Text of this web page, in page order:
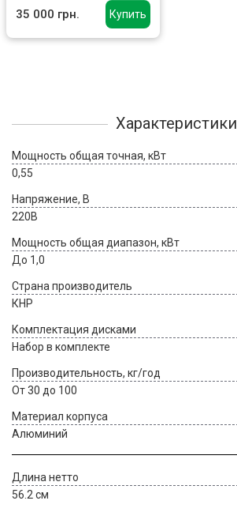
Купить
двигатель
35 000 грн.
Характеристики
Мощность общая точная, кВт
0,55
Напряжение, В
220В
Мощность общая диапазон, кВт
До 1,0
Страна производитель
КНР
Комплектация дисками
Набор в комплекте
Производительность, кг/год
От 30 до 100
Материал корпуса
Алюминий
Длина нетто
56.2 см